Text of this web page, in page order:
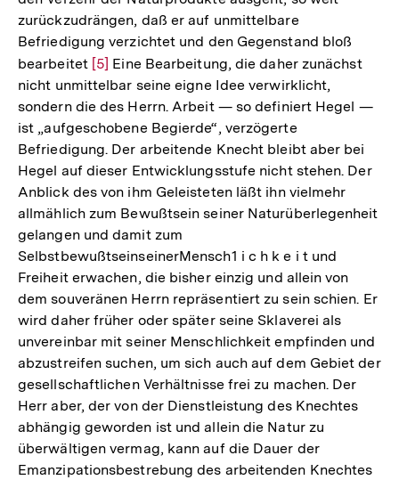
zurückzudrängen, daß er auf unmittelbare
Befriedigung verzichtet und den Gegenstand bloß
bearbeitet Zur
Auflösung
der
Fußnote
[5] Eine Bearbeitung, die daher zunächst
nicht unmittelbar seine eigne Idee verwirklicht,
sondern die des Herrn. Arbeit — so definiert Hegel —
ist „aufgeschobene Begierde“, verzögerte
Befriedigung. Der arbeitende Knecht bleibt aber bei
Hegel auf dieser Entwicklungsstufe nicht stehen. Der
Anblick des von ihm Geleisteten läßt ihn vielmehr
allmählich zum Bewußtsein seiner Naturüberlegenheit
gelangen und damit zum
SelbstbewußtseinseinerMensch1 i c h k e i t und
Freiheit erwachen, die bisher einzig und allein von
dem souveränen Herrn repräsentiert zu sein schien. Er
wird daher früher oder später seine Sklaverei als
unvereinbar mit seiner Menschlichkeit empfinden und
abzustreifen suchen, um sich auch auf dem Gebiet der
gesellschaftlichen Verhältnisse frei zu machen. Der
Herr aber, der von der Dienstleistung des Knechtes
abhängig geworden ist und allein die Natur zu
überwältigen vermag, kann auf die Dauer der
Emanzipationsbestrebung des arbeitenden Knechtes